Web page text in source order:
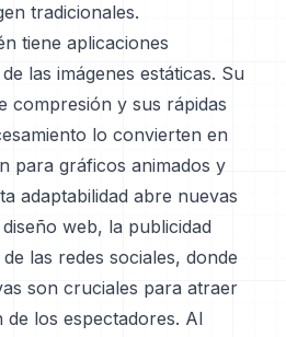
tradicionales.
tiene aplicaciones
las imágenes estáticas. Su
compresión y sus rápidas
lo convierten en
para gráficos animados y
adaptabilidad abre nuevas
web, la publicidad
las redes sociales, donde
son cruciales para atraer
los espectadores. Al